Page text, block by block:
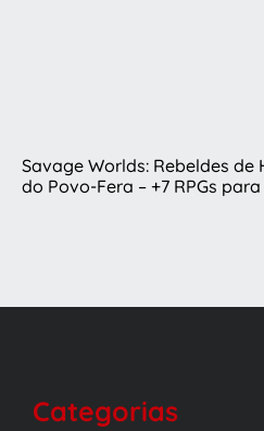
Savage Worlds: Rebeldes
do Povo-Fera – +7 RPGs
Categorias